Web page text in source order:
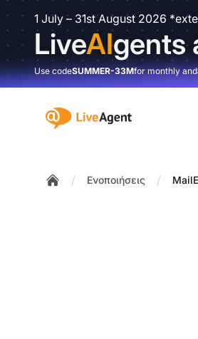
1 July – 31st August 2026
LiveAIgents
Use codeSUMMER-33Mfor monthly and
:site.title
/ Ενοποιήσεις /